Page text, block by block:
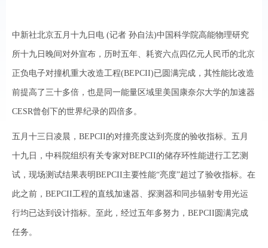
中新社北京五月十九日电 (记者 孙自法)中国科学院高能物理研究
所十九日晚间对外宣布，历时五年、耗资六点四亿元人民币的北京
正负电子对撞机重大改造工程(BEPCII)已圆满完成，其性能比改造
前提高了三十多倍，也是同一能量区域里美国康奈尔大学的加速器
CESR曾创下的世界纪录的四倍多。
五月十三日凌晨，BEPCII的对撞亮度达到亮度的验收指标。五月
十九日，中科院组织有关专家对BEPCII的储存环性能进行工艺测
试，现场测试结果表明BEPCII主要性能“亮度”超过了验收指标。在
此之前，BEPCII工程的直线加速器、探测器和同步辐射专用光运
行均已达到设计指标。至此，经过五年多努力，BEPCII圆满完成
任务。